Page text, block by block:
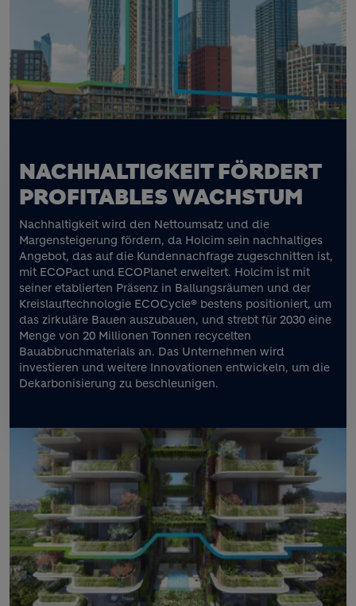
NACHHALTIGKEIT FÖRDERT
PROFITABLES WACHSTUM
Nachhaltigkeit wird den Nettoumsatz und die
Margensteigerung fördern, da Holcim sein nachhaltiges
Angebot, das auf die Kundennachfrage zugeschnitten ist,
mit ECOPact und ECOPlanet erweitert. Holcim ist mit
seiner etablierten Präsenz in Ballungsräumen und der
Kreislauftechnologie ECOCycle® bestens positioniert, um
das zirkuläre Bauen auszubauen, und strebt für 2030 eine
Menge von 20 Millionen Tonnen recycelten
Bauabbruchmaterials an. Das Unternehmen wird
investieren und weitere Innovationen entwickeln, um die
Dekarbonisierung zu beschleunigen.